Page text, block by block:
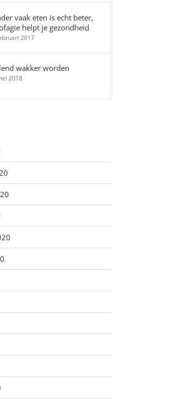
vaak eten is echt beter,
helpt je gezondheid
2017
wakker worden
2018